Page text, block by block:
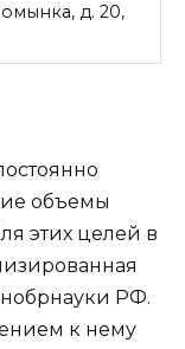
д. 20,
объемы
этих целей в
РФ.
к нему